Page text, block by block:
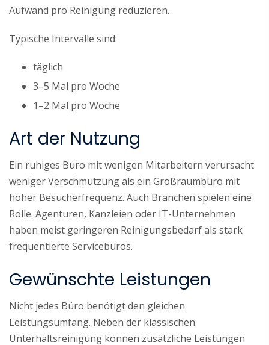
Aufwand pro Reinigung reduzieren.
Typische Intervalle sind:
täglich
3–5 Mal pro Woche
1–2 Mal pro Woche
Art der Nutzung
Ein ruhiges Büro mit wenigen Mitarbeitern verursacht
weniger Verschmutzung als ein Großraumbüro mit
hoher Besucherfrequenz. Auch Branchen spielen eine
Rolle. Agenturen, Kanzleien oder IT-Unternehmen
haben meist geringeren Reinigungsbedarf als stark
frequentierte Servicebüros.
Gewünschte Leistungen
Nicht jedes Büro benötigt den gleichen
Leistungsumfang. Neben der klassischen
Unterhaltsreinigung können zusätzliche Leistungen